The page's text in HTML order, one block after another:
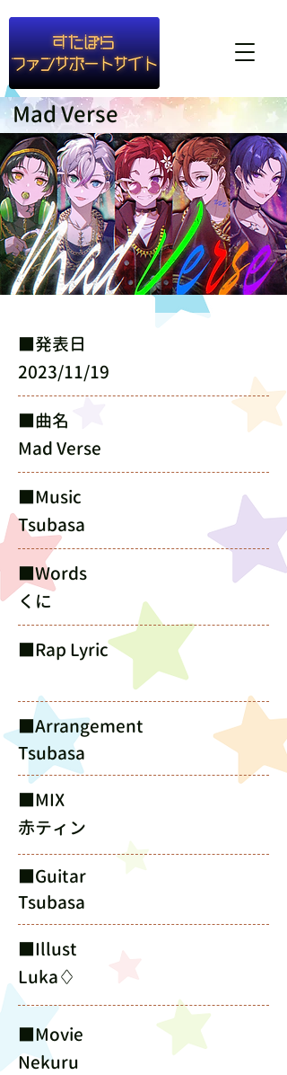
Mad Verse
​■発表日
2023/11/19
​■曲名
Mad Verse
​■Music
Tsubasa
​■Words
くに
​■Rap Lyric
​■Arrangement
Tsubasa
​■MIX
赤ティン
​■Guitar
Tsubasa
​■Illust
Luka♢
​■Movie
Nekuru